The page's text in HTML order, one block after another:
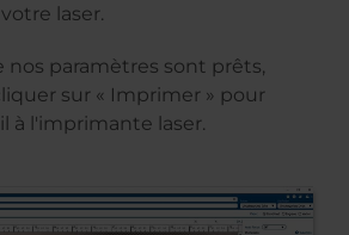
laser.
paramètres sont prêts,
sur « Imprimer » pour
à l'imprimante laser.